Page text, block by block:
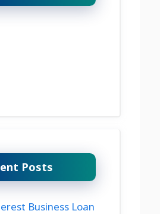
Posts
Business Loan